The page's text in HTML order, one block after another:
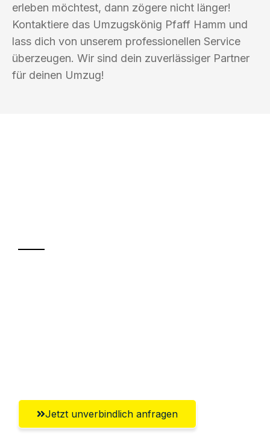
erleben möchtest, dann zögere nicht länger!
Kontaktiere das Umzugskönig Pfaff Hamm und
lass dich von unserem professionellen Service
überzeugen. Wir sind dein zuverlässiger Partner
für deinen Umzug!
Jetzt unverbindlich anfragen